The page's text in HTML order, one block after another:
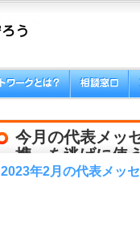
今月の代表メッ
携」を逃げに使
2023年2月の代表メッ